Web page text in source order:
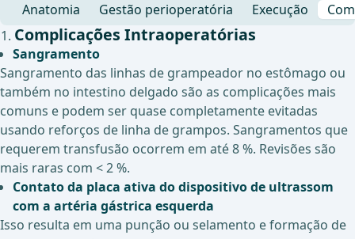
🇧🇷 Brasileiro
Anatomia Gestão perioperatória Execução
Complicações Intraoperatórias
Sangramento
Sangramento das linhas de grampeador no estômago ou
também no intestino delgado são as complicações mais
comuns e podem ser quase completamente evitadas
usando reforços de linha de grampos. Sangramentos que
requerem transfusão ocorrem em até 8 %. Revisões são
mais raras com < 2 %.
Contato da placa ativa do dispositivo de ultrassom
com a artéria gástrica esquerda
Isso resulta em uma punção ou selamento e formação de